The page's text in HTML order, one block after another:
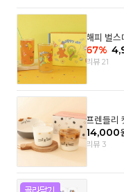
해피 벌스
67%
리뷰 21
프렌들리
14,000
리뷰 3